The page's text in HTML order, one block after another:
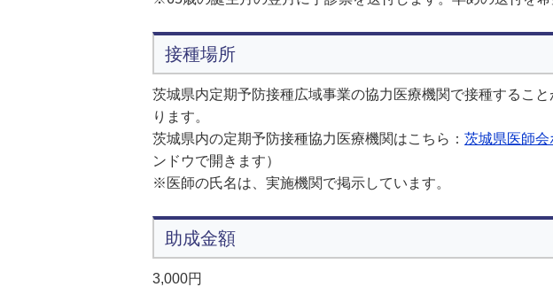
接種場所
茨城県内定期予防接種広域事業の協力医療機関で接種するこ
ります。
茨城県内の定期予防接種協力医療機関はこちら： 茨城県医師会
ンドウで開きます）
※医師の氏名は、実施機関で掲示しています。
助成金額
3,000円